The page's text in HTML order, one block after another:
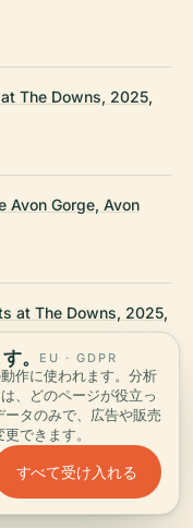
The Downs, 2025,
Avon Gorge, Avon
at The Downs, 2025,
2025, Bristol Pride
。 EU · GDPR
作に使われます。分析
、どのページが役立っ
タのみで、広告や販売
できます。
すべて受け入れる